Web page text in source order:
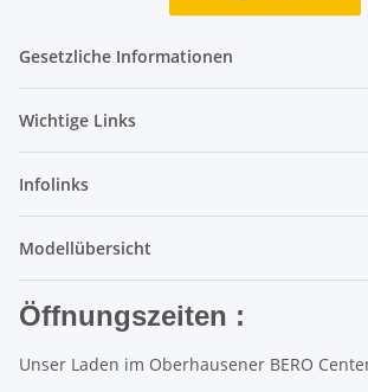
Gesetzliche Informationen
Wichtige Links
Infolinks
Modellübersicht
Öffnungszeiten :
Unser Laden im Oberhausener BERO